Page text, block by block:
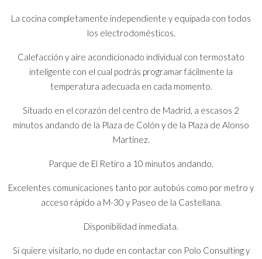
La cocina completamente independiente y equipada con todos
los electrodomésticos.
Calefacción y aire acondicionado individual con termostato
inteligente con el cual podrás programar fácilmente la
temperatura adecuada en cada momento.
Situado en el corazón del centro de Madrid, a escasos 2
minutos andando de la Plaza de Colón y de la Plaza de Alonso
Martínez.
Parque de El Retiro a 10 minutos andando.
Excelentes comunicaciones tanto por autobús como por metro y
acceso rápido a M-30 y Paseo de la Castellana.
Disponibilidad inmediata.
Si quiere visitarlo, no dude en contactar con Polo Consulting y